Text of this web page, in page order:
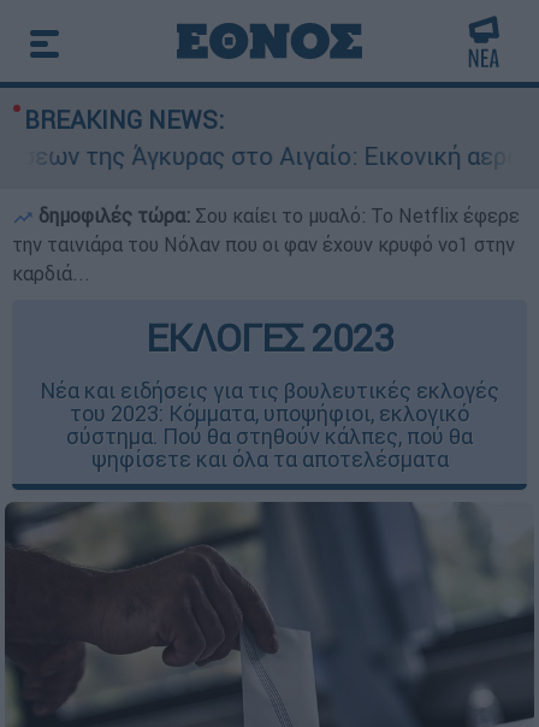
BREAKING NEWS:
στο Αιγαίο: Εικονική αερομαχία ανάμεσα
δημοφιλές τώρα: Σου καίει το μυαλό: Το Netflix έφερε
την ταινιάρα του Νόλαν που οι φαν έχουν κρυφό νο1 στην
καρδιά...
ΕΚΛΟΓΕΣ 2023
Νέα και ειδήσεις για τις βουλευτικές εκλογές
του 2023: Κόμματα, υποψήφιοι, εκλογικό
σύστημα. Πού θα στηθούν κάλπες, πού θα
ψηφίσετε και όλα τα αποτελέσματα